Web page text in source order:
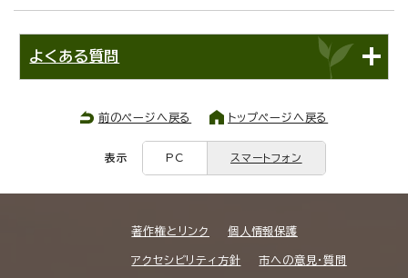
よくある質問
前のページへ戻る トップページへ戻る
表示 PC スマートフォン
著作権とリンク 個人情報保護
アクセシビリティ方針 市への意見・質問